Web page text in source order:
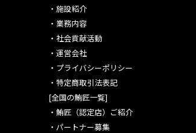
・施設紹介
・ 業務内容
・社会貢献活動
・運営会社
・ プライバシーポリシー
・特定商取引法表記
[全国の鮪匠一覧]
・鮪匠（認定店）ご紹介
・パートナー募集